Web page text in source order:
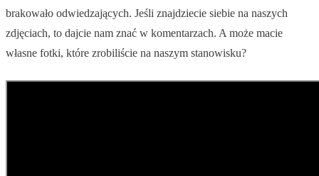
brakowało odwiedzających. Jeśli znajdziecie siebie na naszych
zdjęciach, to dajcie nam znać w komentarzach. A może macie
własne fotki, które zrobiliście na naszym stanowisku?